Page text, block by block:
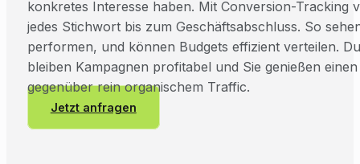
konkretes Interesse haben. Mit Conversion-Tracking
jedes Stichwort bis zum Geschäftsabschluss. So
performen, und können Budgets effizient verteilen.
bleiben Kampagnen profitabel und Sie genießen
gegenüber rein organischem Traffic.
Jetzt anfragen